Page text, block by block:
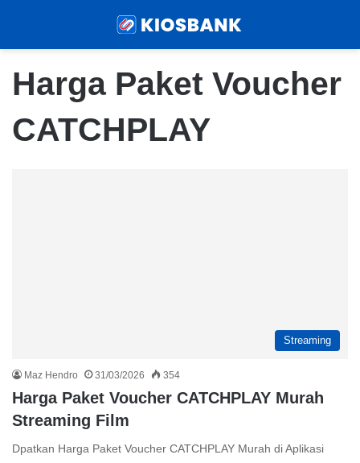
Harga Paket Voucher
CATCHPLAY
Streaming
Maz Hendro 31/03/2026 354
Harga Paket Voucher CATCHPLAY Murah
Streaming Film
Dpatkan Harga Paket Voucher CATCHPLAY Murah di Aplikasi